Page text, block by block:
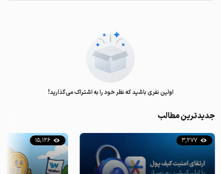
اولین نفری باشید که نظر خود را به اشتراک می‌گذارید!
جدیدترین مطالب
3,277
15,126